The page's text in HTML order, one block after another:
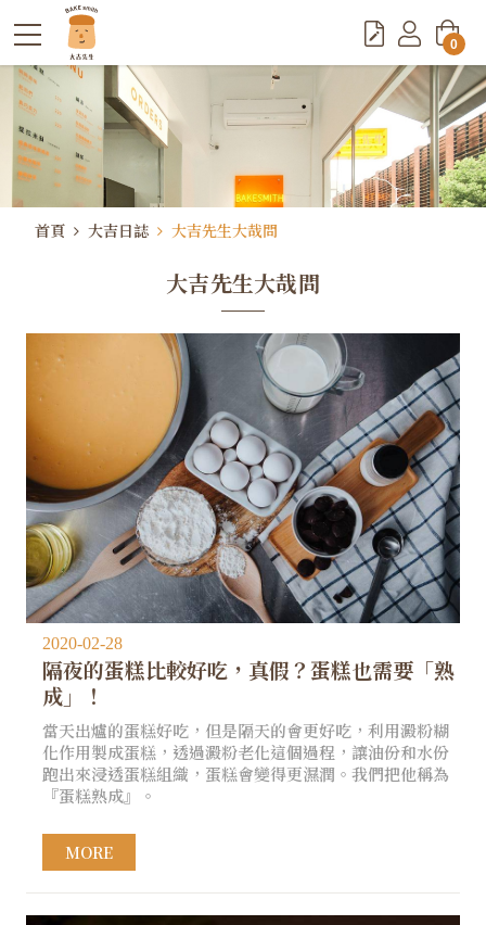
首頁 大吉日誌 大吉先生大哉問
大吉先生大哉問
2020-02-28
隔夜的蛋糕比較好吃，真假？蛋糕也需要「熟
成」！
當天出爐的蛋糕好吃，但是隔天的會更好吃，利用澱粉糊
化作用製成蛋糕，透過澱粉老化這個過程，讓油份和水份
跑出來浸透蛋糕組織，蛋糕會變得更濕潤。我們把他稱為
『蛋糕熟成』。
MORE
0